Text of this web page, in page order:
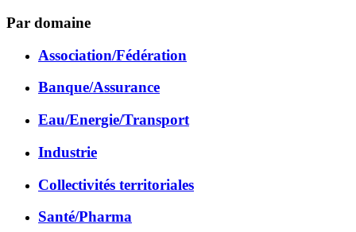
Par domaine
Association/Fédération
Banque/Assurance
Eau/Energie/Transport
Industrie
Collectivités territoriales
Santé/Pharma